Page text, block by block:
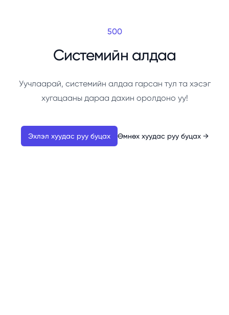
500
Системийн алдаа
Уучлаарай, системийн алдаа гарсан тул та хэсэг
хугацааны дараа дахин оролдоно уу!
Эхлэл хуудас руу буцах Өмнөх хуудас руу буцах →